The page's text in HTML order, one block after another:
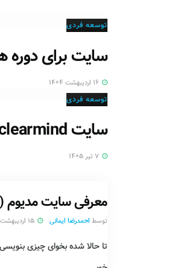
توسعه فردی
سایت برای دوره
توسعه فردی
سایت clearmind برای تراپی آنلاین با هوش مصنوعی
معرفی سایت مدیوم (medium)
توسط احمدرضا ایمانی
تا حالا شده بخوای چیزی